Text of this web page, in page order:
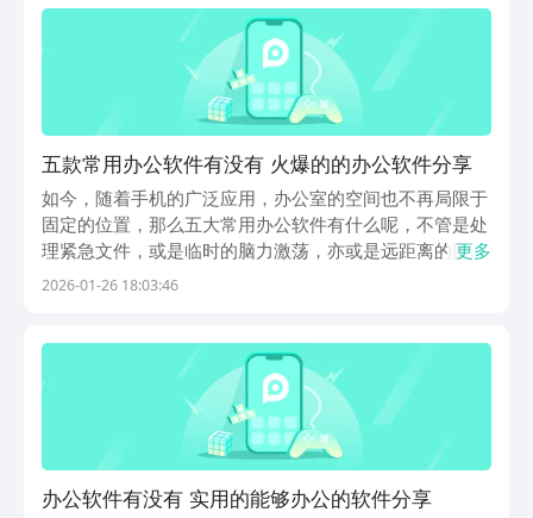
五款常用办公软件有没有 火爆的的办公软件分享
如今，随着手机的广泛应用，办公室的空间也不再局限于
固定的位置，那么五大常用办公软件有什么呢，不管是处
理紧急文件，或是临时的脑力激荡，亦或是远距离的团队
合作，一个好的移动办公软件都可以成为工作人员的高效
杂...
更多
2026-01-26 18:03:46
办公软件有没有 实用的能够办公的软件分享